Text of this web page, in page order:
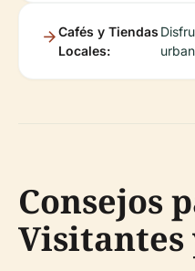
Cafés y Tiendas
Locales:
Consejos
Visitantes